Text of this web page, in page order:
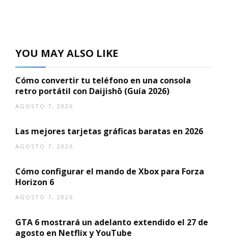
YOU MAY ALSO LIKE
Cómo convertir tu teléfono en una consola
retro portátil con Daijishō (Guía 2026)
AGOSTO 7, 2026
Las mejores tarjetas gráficas baratas en 2026
AGOSTO 7, 2026
Cómo configurar el mando de Xbox para Forza
Horizon 6
AGOSTO 7, 2026
GTA 6 mostrará un adelanto extendido el 27 de
agosto en Netflix y YouTube